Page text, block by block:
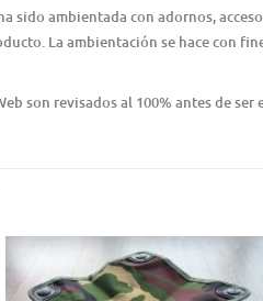
sido ambientada con adornos,
La ambientación se hace con
son revisados al 100% antes de